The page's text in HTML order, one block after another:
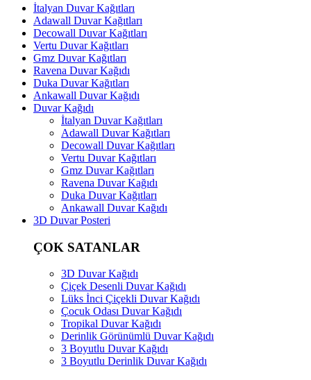
İtalyan Duvar Kağıtları
Adawall Duvar Kağıtları
Decowall Duvar Kağıtları
Vertu Duvar Kağıtları
Gmz Duvar Kağıtları
Ravena Duvar Kağıdı
Duka Duvar Kağıtları
Ankawall Duvar Kağıdı
Duvar Kağıdı
İtalyan Duvar Kağıtları
Adawall Duvar Kağıtları
Decowall Duvar Kağıtları
Vertu Duvar Kağıtları
Gmz Duvar Kağıtları
Ravena Duvar Kağıdı
Duka Duvar Kağıtları
Ankawall Duvar Kağıdı
3D Duvar Posteri
ÇOK SATANLAR
3D Duvar Kağıdı
Çiçek Desenli Duvar Kağıdı
Lüks İnci Çiçekli Duvar Kağıdı
Çocuk Odası Duvar Kağıdı
Tropikal Duvar Kağıdı
Derinlik Görünümlü Duvar Kağıdı
3 Boyutlu Duvar Kağıdı
3 Boyutlu Derinlik Duvar Kağıdı